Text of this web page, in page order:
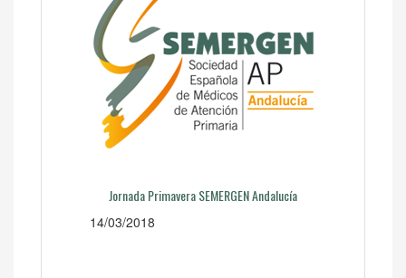
Jornada Primavera SEMERGEN Andalucía
14/03/2018